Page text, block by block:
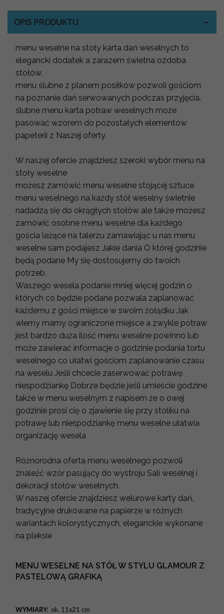
OPIS PRODUKTU
menu weselne na stoły karta dań weselnych to
elegancki dodatek a zarazem świetna ozdoba
stołów.
menu ślubne z planem posiłków pozwoli gościom
na poznanie dań serwowanych podczas przyjęcia.
ślubne menu karta potraw weselnych może
pasować wzorem do pozostałych elementów
papeterii z Naszej oferty.
W naszej ofercie znajdziesz szeroki wybór menu na
stoły weselne
możesz zamówić menu weselne stojącej sztuce
menu weselnego na każdy stół weselny świetnie
nadadzą się do okrągłych stołów ale także możesz
zamówić osobne menu weselne dla każdego
gościa leżące na talerzu zamawiając u nas menu
weselne sam podajesz Jakie dania O której godzinie
będą podane My się dostosujemy do twoich
potrzeb.
Waszego wesela podanie mniej więcej godzin o
których co będzie podane pozwala zaplanować
każdemu z gości miejsce w swoim żołądku Jak
wiemy mamy ograniczone miejsce a zwykle potraw
jest bardzo duża ilość menu weselne powinno lub
może zawierać informacje o godzinie podania tortu
weselnego co ułatwi gościom zaplanowanie czasu
na weselu Jeśli chcecie zaserwować potrawę
niespodziankę Dobrze będzie jeśli umieście godzine
także w menu weselnym z napisem że o owej
godzinie prosi cię o zjawienie się przy stoliku na
potrawę lub niespodziankę menu weselne ułatwia
organizację wesela
Różnorodna oferta menu weselnego pozwoli
znaleźć wzór pasujący do wystroju Sali weselnej i
dekoracji stołów weselnych.
W naszej ofercie znajdziesz welurowe karty dań,
tradycyjne drukowane na papierze w różnych
wariantach kolorystycznych, eleganckie wykonane
na pleksie
MENU WESELNE NA STÓŁ W STYLU GLAMOUR Z
PASTELOWĄ GRAFIKĄ
WYMIARY: ok. 11x21 cm